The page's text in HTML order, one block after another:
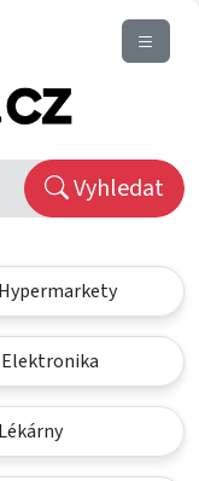
Vyhledat
Hypermarkety
Elektronika
Lékárny